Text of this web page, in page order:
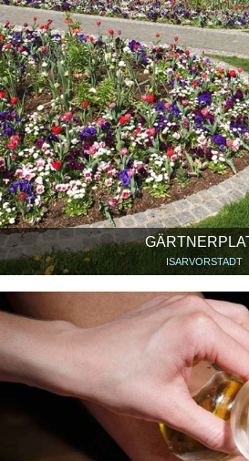
ISARVORSTADT